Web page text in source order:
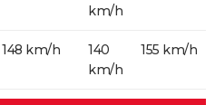
km/h
148 km/h
140
km/h
155 km/h